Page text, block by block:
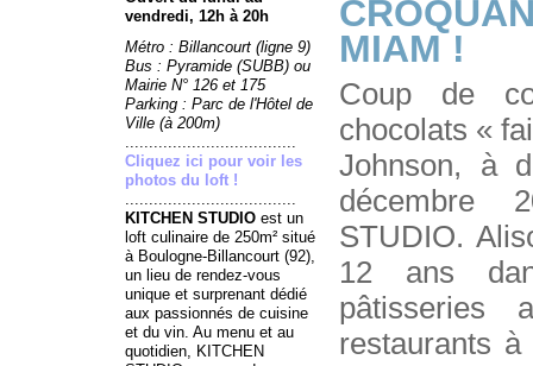
vendredi, 12h à 20h
Métro : Billancourt (ligne 9)
Bus : Pyramide (SUBB) ou
Mairie N° 126 et 175
Parking : Parc de l'Hôtel de
Ville (à 200m)
....................................
Cliquez ici pour voir les
photos du loft !
....................................
KITCHEN STUDIO est un
loft culinaire de 250m² situé
à Boulogne-Billancourt (92),
un lieu de rendez-vous
unique et surprenant dédié
aux passionnés de cuisine
et du vin. Au menu et au
quotidien, KITCHEN
MIAM !
Coup de
chocolats «
Johnson, à
décembre
STUDIO.
12 ans
pâtisseries
restaurants